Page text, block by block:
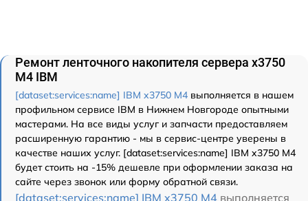
Ремонт ленточного накопителя сервера x3750
M4 IBM
[dataset:services:name] IBM x3750 M4 выполняется в нашем
профильном сервисе IBM в Нижнем Новгороде опытными
мастерами. На все виды услуг и запчасти предоставляем
расширенную гарантию - мы в сервис-центре уверены в
качестве наших услуг. [dataset:services:name] IBM x3750 M4
будет стоить на -15% дешевле при оформлении заказа на
сайте через звонок или форму обратной связи.
[dataset:services:name] IBM x3750 M4 выполняется